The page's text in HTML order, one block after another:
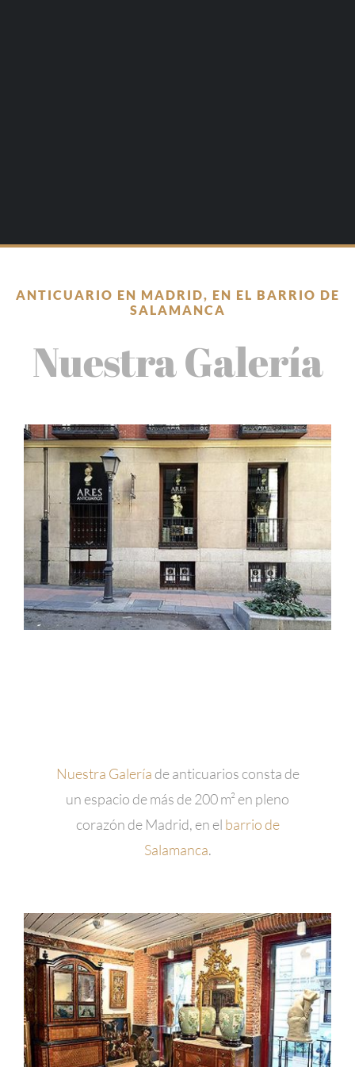
ANTICUARIO EN MADRID, EN EL BARRIO DE
SALAMANCA
Nuestra Galería
Nuestra Galería de anticuarios consta de
un espacio de más de 200 m² en pleno
corazón de Madrid, en el barrio de
Salamanca.